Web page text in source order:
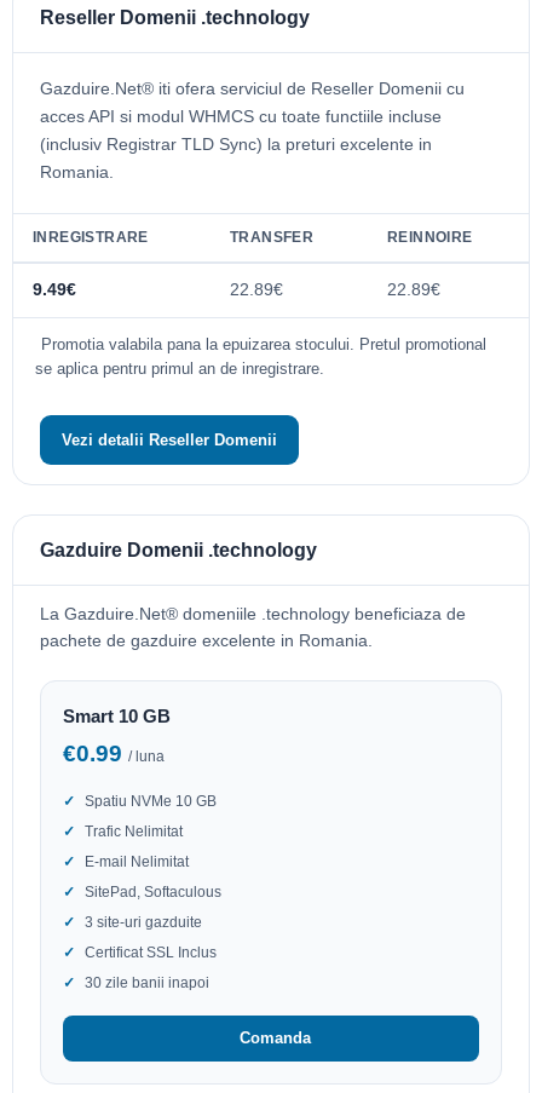
Reseller Domenii .technology
Gazduire.Net® iti ofera serviciul de Reseller Domenii cu
acces API si modul WHMCS cu toate functiile incluse
(inclusiv Registrar TLD Sync) la preturi excelente in
Romania.
INREGISTRARE TRANSFER REINNOIRE
9.49€ 22.89€ 22.89€
Promotia valabila pana la epuizarea stocului. Pretul promotional
se aplica pentru primul an de inregistrare.
Vezi detalii Reseller Domenii
Gazduire Domenii .technology
La Gazduire.Net® domeniile .technology beneficiaza de
pachete de gazduire excelente in Romania.
Smart 10 GB
€0.99 / luna
Spatiu NVMe 10 GB
Trafic Nelimitat
E-mail Nelimitat
SitePad, Softaculous
3 site-uri gazduite
Certificat SSL Inclus
30 zile banii inapoi
Comanda